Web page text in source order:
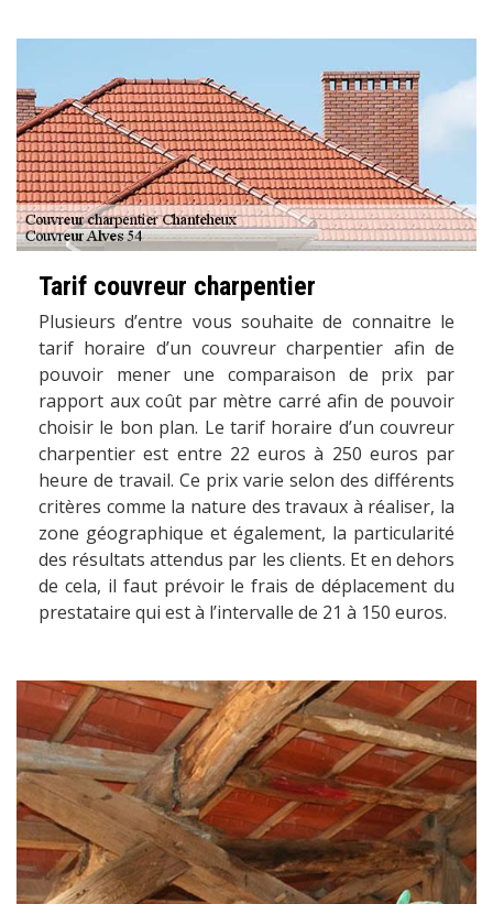
Tarif couvreur charpentier
Plusieurs d’entre vous souhaite de connaitre le
tarif horaire d’un couvreur charpentier afin de
pouvoir mener une comparaison de prix par
rapport aux coût par mètre carré afin de pouvoir
choisir le bon plan. Le tarif horaire d’un couvreur
charpentier est entre 22 euros à 250 euros par
heure de travail. Ce prix varie selon des différents
critères comme la nature des travaux à réaliser, la
zone géographique et également, la particularité
des résultats attendus par les clients. Et en dehors
de cela, il faut prévoir le frais de déplacement du
prestataire qui est à l’intervalle de 21 à 150 euros.